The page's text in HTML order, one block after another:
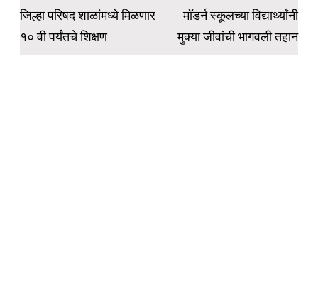
navigation
जिल्हा परिषद शाळांमध्ये मिळणार
१० वी पर्यंतचे शिक्षण
मॉडर्न स्कूलच्या विद्यार्थ्यांनी
मुक्या जीवांची भागवली तहान